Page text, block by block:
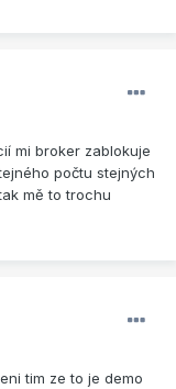
mi broker zablokuje
počtu stejných
mě to trochu
tim ze to je demo